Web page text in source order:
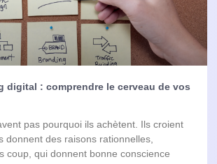
digital : comprendre le cerveau de vos
pas pourquoi ils achètent. Ils croient
donnent des raisons rationnelles,
coup, qui donnent bonne conscience